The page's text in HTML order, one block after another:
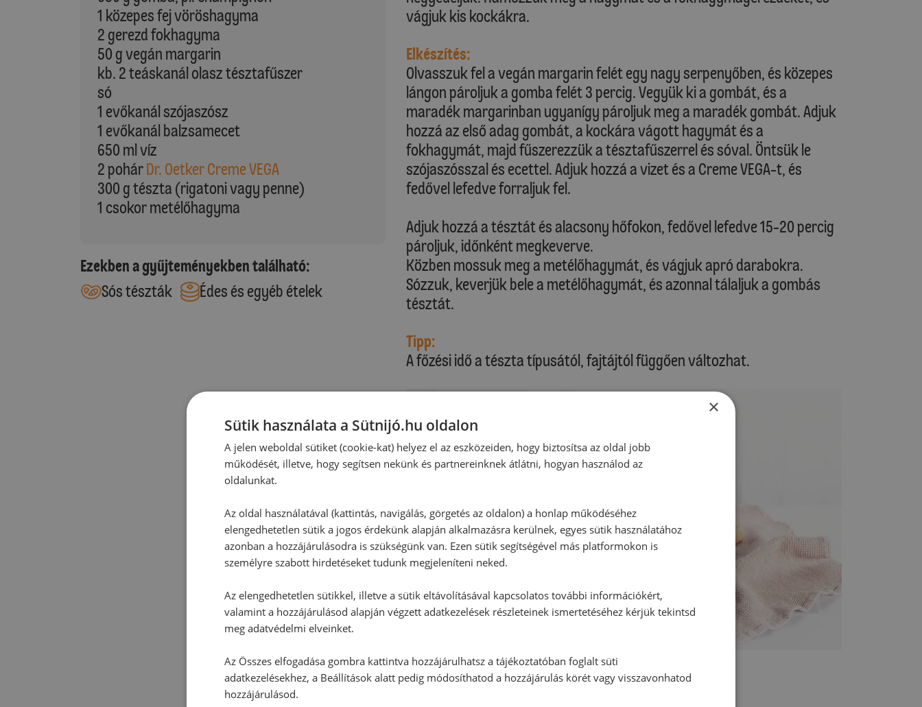
1 közepes fej vöröshagyma
2 gerezd fokhagyma
50 g vegán margarin
kb. 2 teáskanál olasz tésztafűszer
só
1 evőkanál szójaszósz
1 evőkanál balzsamecet
650 ml víz
2 pohárDr. Oetker Creme VEGA
300 g tészta (rigatoni vagy penne)
1 csokor metélőhagyma
Ezekben a gyűjteményekben található:
Sós tészták
Édes és egyéb ételek
vágjuk kis kockákra.
Elkészítés:
Olvasszuk fel a vegán margarin felét egy nagy serpenyőben, és közepes
lángon pároljuk a gomba felét 3 percig. Vegyük ki a gombát, és a
maradék margarinban ugyanígy pároljuk meg a maradék gombát. Adjuk
hozzá az első adag gombát, a kockára vágott hagymát és a
fokhagymát, majd fűszerezzük a tésztafűszerrel és sóval. Öntsük le
szójaszósszal és ecettel. Adjuk hozzá a vizet és a Creme VEGA-t, és
fedővel lefedve forraljuk fel.
Adjuk hozzá a tésztát és alacsony hőfokon, fedővel lefedve 15-20 percig
pároljuk, időnként megkeverve.
Közben mossuk meg a metélőhagymát, és vágjuk apró darabokra.
Sózzuk, keverjük bele a metélőhagymát, és azonnal tálaljuk a gombás
tésztát.
Tipp:
A főzési idő a tészta típusától, fajtájtól függően változhat.
×
Sütik használata a Sütnijó.hu oldalon
A jelen weboldal sütiket (cookie-kat) helyez el az eszközeiden, hogy biztosítsa az oldal jobb
működését, illetve, hogy segítsen nekünk és partnereinknek átlátni, hogyan használod az
oldalunkat.
Az oldal használatával (kattintás, navigálás, görgetés az oldalon) a honlap működéséhez
elengedhetetlen sütik a jogos érdekünk alapján alkalmazásra kerülnek, egyes sütik használatához
azonban a hozzájárulásodra is szükségünk van. Ezen sütik segítségével más platformokon is
személyre szabott hirdetéseket tudunk megjeleníteni neked.
Az elengedhetetlen sütikkel, illetve a sütik eltávolításával kapcsolatos további információkért,
valamint a hozzájárulásod alapján végzett adatkezelések részleteinek ismertetéséhez kérjük tekintsd
meg adatvédelmi elveinket.
Az Összes elfogadása gombra kattintva hozzájárulhatsz a tájékoztatóban foglalt süti
adatkezelésekhez, a Beállítások alatt pedig módosíthatod a hozzájárulás körét vagy visszavonhatod
hozzájárulásod.